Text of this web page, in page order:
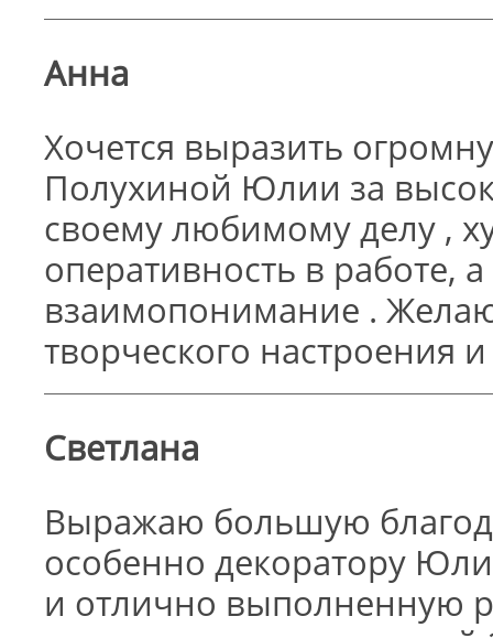
Анна
Хочется выразить
Полухиной Юлии за
своему любимому делу ,
оперативность в работе,
взаимопонимание .
творческого настроения
Светлана
Выражаю большую
особенно декоратору
и отлично выполненную